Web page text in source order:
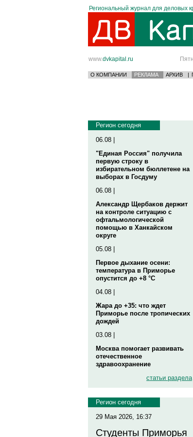
Региональный журнал для деловых
www.dvkapital.ru
О КОМПАНИИ РЕКЛАМА АРХИВ |
Регион сегодня
06.08 |
"Единая Россия" получила
первую строку в
избирательном бюллетене на
выборах в Госдуму
06.08 |
Александр Щербаков держит
на контроле ситуацию с
офтальмологической
помощью в Ханкайском
округе
05.08 |
Первое дыхание осени:
температура в Приморье
опустится до +8 °C
04.08 |
Жара до +35: что ждет
Приморье после тропических
дождей
03.08 |
Москва помогает развивать
отечественное
здравоохранение
статьи раздела
Регион сегодня
29 Мая 2026, 16:37
Студенты Приморья